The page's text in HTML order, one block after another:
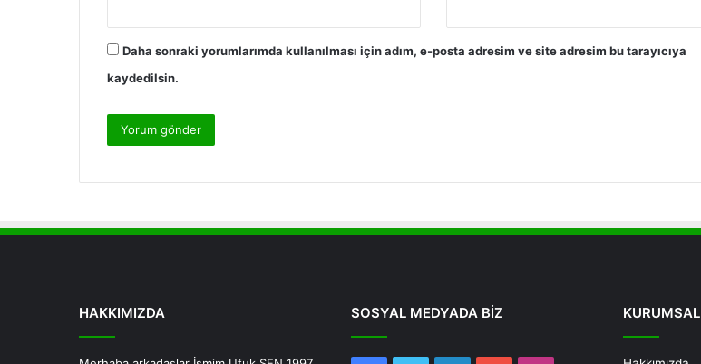
Daha sonraki yorumlarımda kullanılması için adım, e-posta adresim ve site adresim bu tarayıcıya
kaydedilsin.
HAKKIMIZDA SOSYAL MEDYADA BİZ KURUMSAL